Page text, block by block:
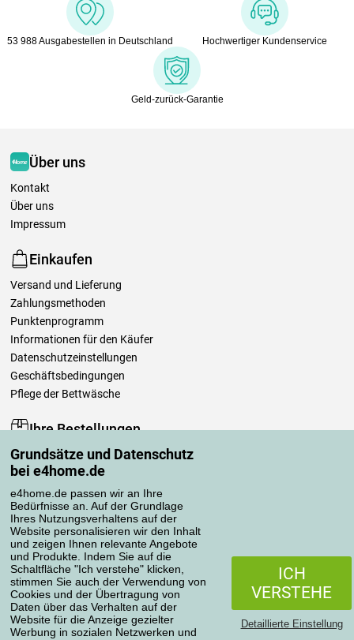
Grundsätze und Datenschutz
bei e4home.de
e4home.de passen wir an Ihre
Bedürfnisse an. Auf der Grundlage
Ihres Nutzungsverhaltens auf der
Website personalisieren wir den Inhalt
und zeigen Ihnen relevante Angebote
und Produkte. Indem Sie auf die
Schaltfläche "Ich verstehe" klicken,
stimmen Sie auch der Verwendung von
Cookies und der Übertragung von
Daten über das Verhalten auf der
Website für die Anzeige gezielter
Werbung in sozialen Netzwerken und
ICH
VERSTEHE
Detaillierte Einstellung
53 988 Ausgabestellen in Deutschland Hochwertiger Kundenservice
Geld-zurück-Garantie
Über uns
Kontakt
Über uns
Impressum
Einkaufen
Versand und Lieferung
Zahlungsmethoden
Punktenprogramm
Informationen für den Käufer
Datenschutzeinstellungen
Geschäftsbedingungen
Pflege der Bettwäsche
Ihre Bestellungen
Mein Konto
Bestellübersicht
Reklamationen
Widerrufsbelehrung
Einfach mehr wissen
Richtlinien zur Verarbeitung von Bewertungen
Transportarten